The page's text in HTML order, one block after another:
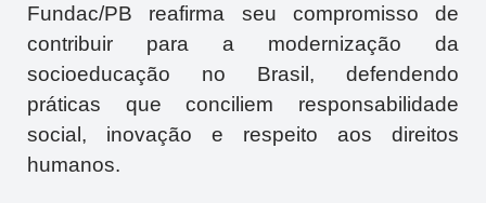
Fundac/PB reafirma seu compromisso de
contribuir para a modernização da
socioeducação no Brasil, defendendo
práticas que conciliem responsabilidade
social, inovação e respeito aos direitos
humanos.